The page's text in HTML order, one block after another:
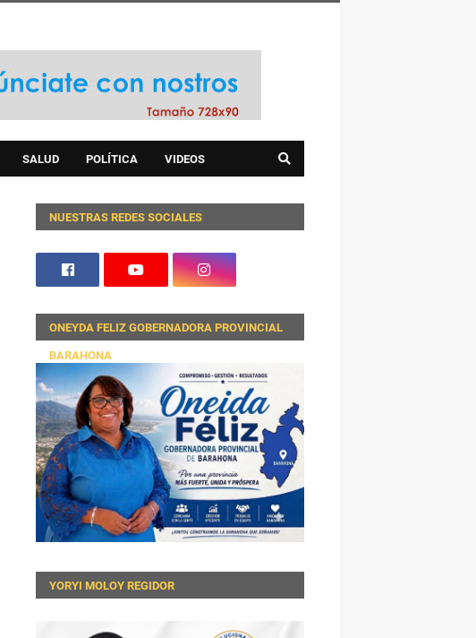
SALUD POLÍTICA VIDEOS
NUESTRAS REDES SOCIALES
ONEYDA FELIZ GOBERNADORA PROVINCIAL
BARAHONA
YORYI MOLOY REGIDOR